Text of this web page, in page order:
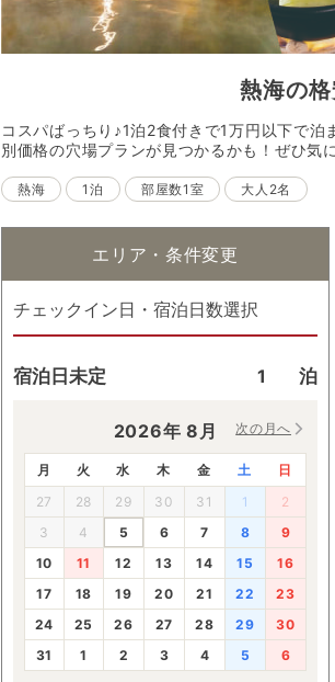
熱海の
コスパばっちり♪1泊2食付きで1万円以下で
別価格の穴場プランが見つかるかも！ぜひ気
熱海 1泊 部屋数1室 大人2名
エリア・条件変更
チェックイン日・宿泊日数選択
宿泊日未定 泊
2026年 8 月 次の月へ
月 火 水 木 金 土
日
27
28 29 30 31 1
2
3
4 5 6 7 8
9
10
11 12 13 14 15
16
17
18 19 20 21 22
23
24
25 26 27 28 29
30
31
1 2 3 4 5 6